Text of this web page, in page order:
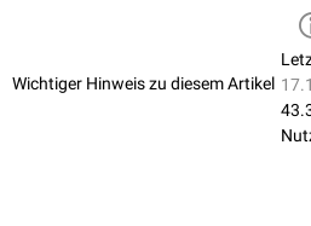
Wichtiger Hinweis zu diesem Artikel